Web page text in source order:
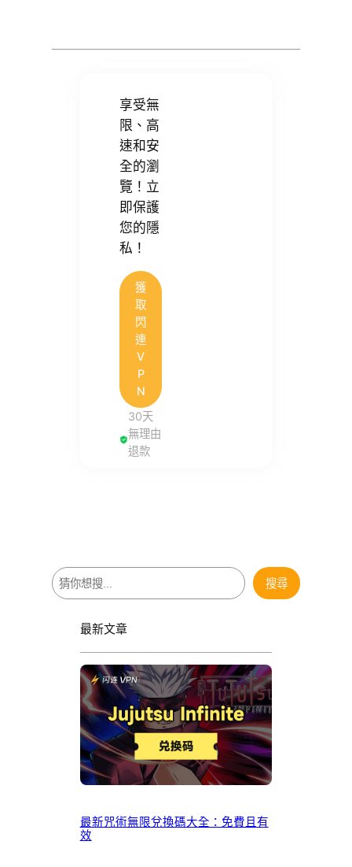
享受無
限、高
速和安
全的瀏
覽！立
即保護
您的隱
私！
獲
取
閃
連
V
P
N
30天
無理由
退款
搜
尋
搜尋
最新文章
最新咒術無限兌換碼大全：免費且有
效